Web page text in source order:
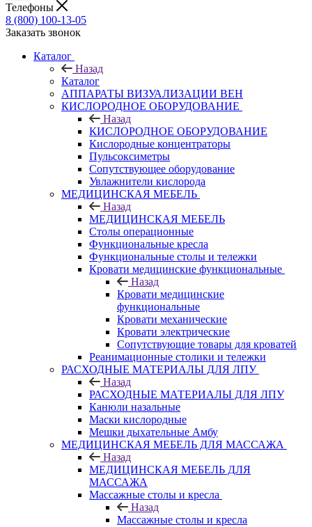
Телефоны
8 (800) 100-13-05
Заказать звонок
Каталог
Назад
Каталог
АППАРАТЫ ВИЗУАЛИЗАЦИИ ВЕН
КИСЛОРОДНОЕ ОБОРУДОВАНИЕ
Назад
КИСЛОРОДНОЕ ОБОРУДОВАНИЕ
Кислородные концентраторы
Пульсоксиметры
Сопутствующее оборудование
Увлажнители кислорода
МЕДИЦИНСКАЯ МЕБЕЛЬ
Назад
МЕДИЦИНСКАЯ МЕБЕЛЬ
Столы операционные
Функциональные кресла
Функциональные столы и тележки
Кровати медицинские функциональные
Назад
Кровати медицинские
функциональные
Кровати механические
Кровати электрические
Сопутствующие товары для кроватей
Реанимационные столики и тележки
РАСХОДНЫЕ МАТЕРИАЛЫ ДЛЯ ЛПУ
Назад
РАСХОДНЫЕ МАТЕРИАЛЫ ДЛЯ ЛПУ
Канюли назальные
Маски кислородные
Мешки дыхательные Амбу
МЕДИЦИНСКАЯ МЕБЕЛЬ ДЛЯ МАССАЖА
Назад
МЕДИЦИНСКАЯ МЕБЕЛЬ ДЛЯ
МАССАЖА
Массажные столы и кресла
Назад
Массажные столы и кресла